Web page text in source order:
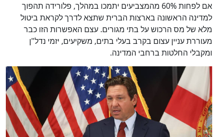
אם לפחות 60% מהמצביעים יתמכו במהלך, פלורידה תהפוך
למדינה הראשונה בארצות הברית שתצא לדרך לקראת ביטול
מלא של מס הרכוש על בתי מגורים. עצם האפשרות הזו כבר
מעוררת עניין עצום בקרב בעלי בתים, משקיעים, יזמי נדל"ן
ומקבלי החלטות ברחבי המדינה.